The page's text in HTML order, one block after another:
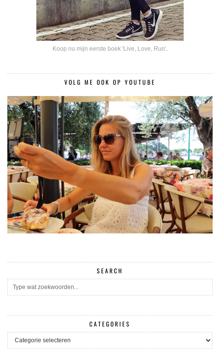
Koop nu mijn eerste boek 'Live, Love, Run'.
VOLG ME OOK OP YOUTUBE
SEARCH
CATEGORIES
CATEGORIES